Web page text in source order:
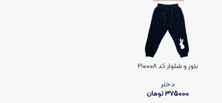
بلوز و شلوار کد ۲۱۰۰۰۸
دختر
375000تومان